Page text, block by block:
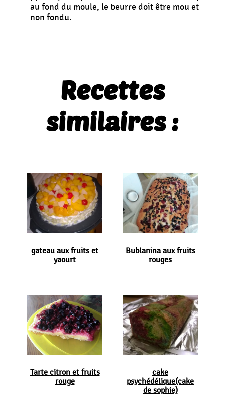
au fond du moule, le beurre doit être mou et
non fondu.
Recettes
similaires :
gateau aux fruits et
yaourt
Bublanina aux fruits
rouges
Tarte citron et fruits
rouge
cake
psychédélique(cake
de sophie)